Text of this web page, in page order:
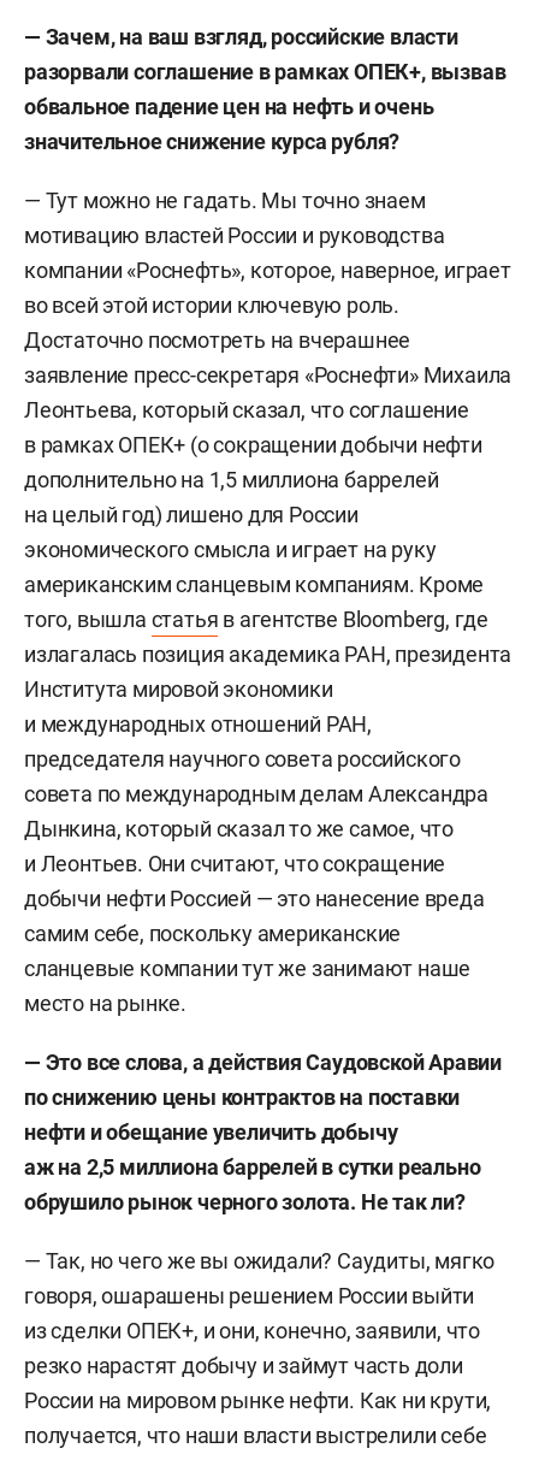
— Зачем, на ваш взгляд, российские власти
разорвали соглашение в рамках ОПЕК+, вызвав
обвальное падение цен на нефть и очень
значительное снижение курса рубля?
— Тут можно не гадать. Мы точно знаем
мотивацию властей России и руководства
компании «Роснефть», которое, наверное, играет
во всей этой истории ключевую роль.
Достаточно посмотреть на вчерашнее
заявление пресс-секретаря «Роснефти» Михаила
Леонтьева, который сказал, что соглашение
в рамках ОПЕК+ (о сокращении добычи нефти
дополнительно на 1,5 миллиона баррелей
на целый год) лишено для России
экономического смысла и играет на руку
американским сланцевым компаниям. Кроме
того, вышла статья в агентстве Bloomberg, где
излагалась позиция академика РАН, президента
Института мировой экономики
и международных отношений РАН,
председателя научного совета российского
совета по международным делам Александра
Дынкина, который сказал то же самое, что
и Леонтьев. Они считают, что сокращение
добычи нефти Россией — это нанесение вреда
самим себе, поскольку американские
сланцевые компании тут же занимают наше
место на рынке.
— Это все слова, а действия Саудовской Аравии
по снижению цены контрактов на поставки
нефти и обещание увеличить добычу
аж на 2,5 миллиона баррелей в сутки реально
обрушило рынок черного золота. Не так ли?
— Так, но чего же вы ожидали? Саудиты, мягко
говоря, ошарашены решением России выйти
из сделки ОПЕК+, и они, конечно, заявили, что
резко нарастят добычу и займут часть доли
России на мировом рынке нефти. Как ни крути,
получается, что наши власти выстрелили себе